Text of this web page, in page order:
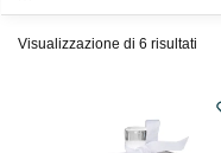
Visualizzazione di 6 risultati